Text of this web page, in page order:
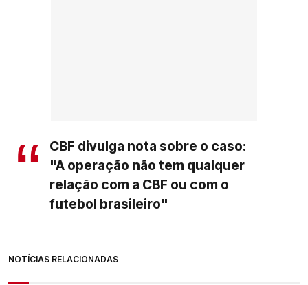
CBF divulga nota sobre o caso:
"A operação não tem qualquer
relação com a CBF ou com o
futebol brasileiro"
NOTÍCIAS RELACIONADAS